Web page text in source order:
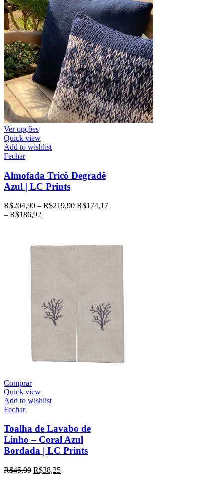
Ver opções
Quick view
Add to wishlist
Fechar
Almofada Tricô Degradê
Azul | LC Prints
R$204,90–R$219,90 R$174,17
– R$186,92
Comprar
Quick view
Add to wishlist
Fechar
Toalha de Lavabo de
Linho – Coral Azul
Bordada | LC Prints
R$45,00 R$38,25